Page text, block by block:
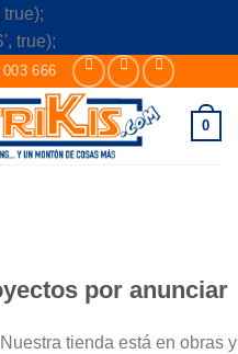
true);
to
content
666
0
por anunciar
tienda está en obras y